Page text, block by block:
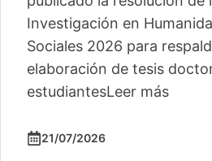
Investigación en
Sociales 2026 para
elaboración de tesis
estudiantesLeer más
21/07/2026